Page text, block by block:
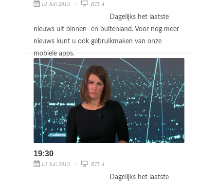
12 Juli 2015 RTL 4
Dagelijks het laatste
nieuws uit binnen- en buitenland. Voor nog meer
nieuws kunt u ook gebruikmaken van onze
mobiele apps.
19:30
12 Juli 2015 RTL 4
Dagelijks het laatste